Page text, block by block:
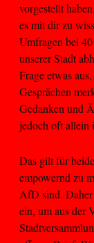
vorgestellt
es mit dir zu
Umfragen bei
unserer Stadt
Frage etwas
Gesprächen
Gedanken und
jedoch oft allein
Das gilt für
empowernd zu
AfD sind.
ein, um aus der